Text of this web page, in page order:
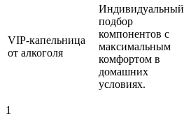
VIP-капельница
от алкоголя
Индивидуальный
подбор
компонентов с
максимальным
комфортом в
домашних
условиях.
1